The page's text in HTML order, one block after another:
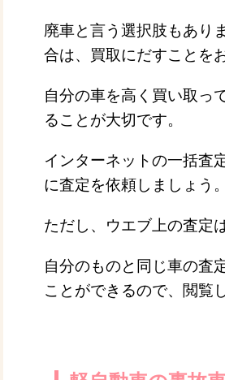
廃車と言う選択肢もあり
合は、買取にだすことを
自分の車を高く買い取っ
ることが大切です。
インターネットの一括査
に査定を依頼しましょう。
ただし、ウエブ上の査定
自分のものと同じ車の査
ことができるので、閲覧